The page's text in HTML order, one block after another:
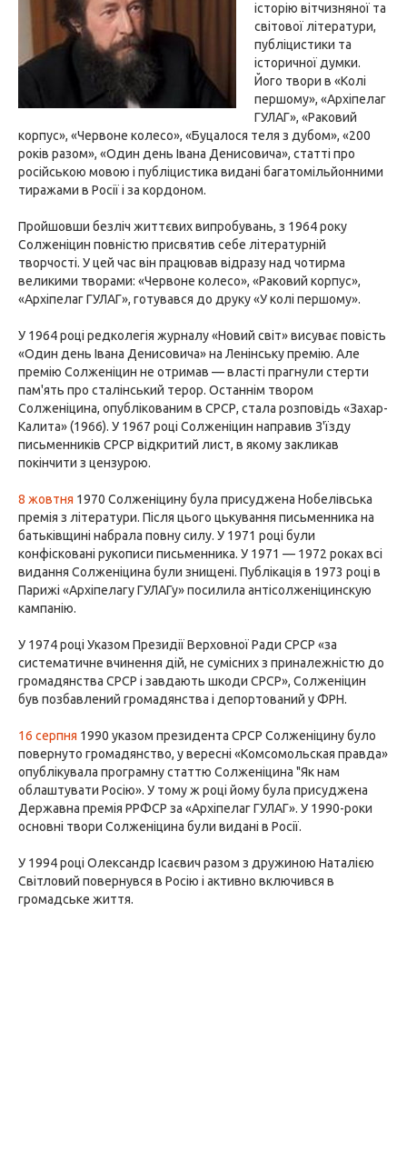
історію вітчизняної та
світової літератури,
публіцистики та
історичної думки.
Його твори в «Колі
першому», «Архіпелаг
ГУЛАГ», «Раковий
корпус», «Червоне колесо», «Буцалося теля з дубом», «200
років разом», «Один день Івана Денисовича», статті про
російською мовою і публіцистика видані багатомільйонними
тиражами в Росії і за кордоном.
Пройшовши безліч життєвих випробувань, з 1964 року
Солженіцин повністю присвятив себе літературній
творчості. У цей час він працював відразу над чотирма
великими творами: «Червоне колесо», «Раковий корпус»,
«Архіпелаг ГУЛАГ», готувався до друку «У колі першому».
У 1964 році редколегія журналу «Новий світ» висуває повість
«Один день Івана Денисовича» на Ленінську премію. Але
премію Солженіцин не отримав — власті прагнули стерти
пам'ять про сталінський терор. Останнім твором
Солженіцина, опублікованим в СРСР, стала розповідь «Захар-
Калита» (1966). У 1967 році Солженіцин направив З'їзду
письменників СРСР відкритий лист, в якому закликав
покінчити з цензурою.
8 жовтня 1970 Солженіцину була присуджена Нобелівська
премія з літератури. Після цього цькування письменника на
батьківщині набрала повну силу. У 1971 році були
конфісковані рукописи письменника. У 1971 — 1972 роках всі
видання Солженіцина були знищені. Публікація в 1973 році в
Парижі «Архіпелагу ГУЛАГу» посилила антісолженіцинскую
кампанію.
У 1974 році Указом Президії Верховної Ради СРСР «за
систематичне вчинення дій, не сумісних з приналежністю до
громадянства СРСР і завдають шкоди СРСР», Солженіцин
був позбавлений громадянства і депортований у ФРН.
16 серпня 1990 указом президента СРСР Солженіцину було
повернуто громадянство, у вересні «Комсомольская правда»
опублікувала програмну статтю Солженіцина "Як нам
облаштувати Росію». У тому ж році йому була присуджена
Державна премія РРФСР за «Архіпелаг ГУЛАГ». У 1990-роки
основні твори Солженіцина були видані в Росії.
У 1994 році Олександр Ісаєвич разом з дружиною Наталією
Світловий повернувся в Росію і активно включився в
громадське життя.